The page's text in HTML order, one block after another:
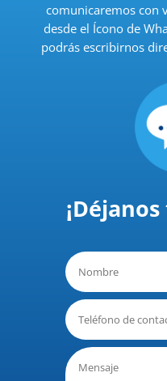
comunicaremos con
desde el Ícono de
podrás escribirnos